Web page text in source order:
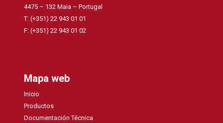
4475 – 132 Maia – Portugal
T: (+351) 22 943 01 01
F: (+351) 22 943 01 02
Mapa web
Inicio
Productos
Documentación Técnica